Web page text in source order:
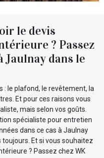
le devis
? Passez
Jaulnay dans le
: le plafond, le revêtement, la
Et pour ces raisons vous
mais selon vos goûts.
spécialiste pour entretien
dans ce cas à Jaulnay
Et si vous souhaitez
? Passez chez WK